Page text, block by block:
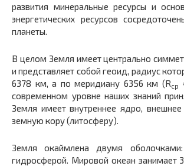
развития минеральные ресурсы и
энергетических ресурсов
планеты.
В целом Земля имеет центрально
и представляет собой геоид, радиус
6378 км, а по меридиану 6356 км (Rср
современном уровне наших знаний
Земля имеет внутреннее ядро,
земную кору (литосферу).
Земля окаймлена двумя
гидросферой. Мировой океан занимает